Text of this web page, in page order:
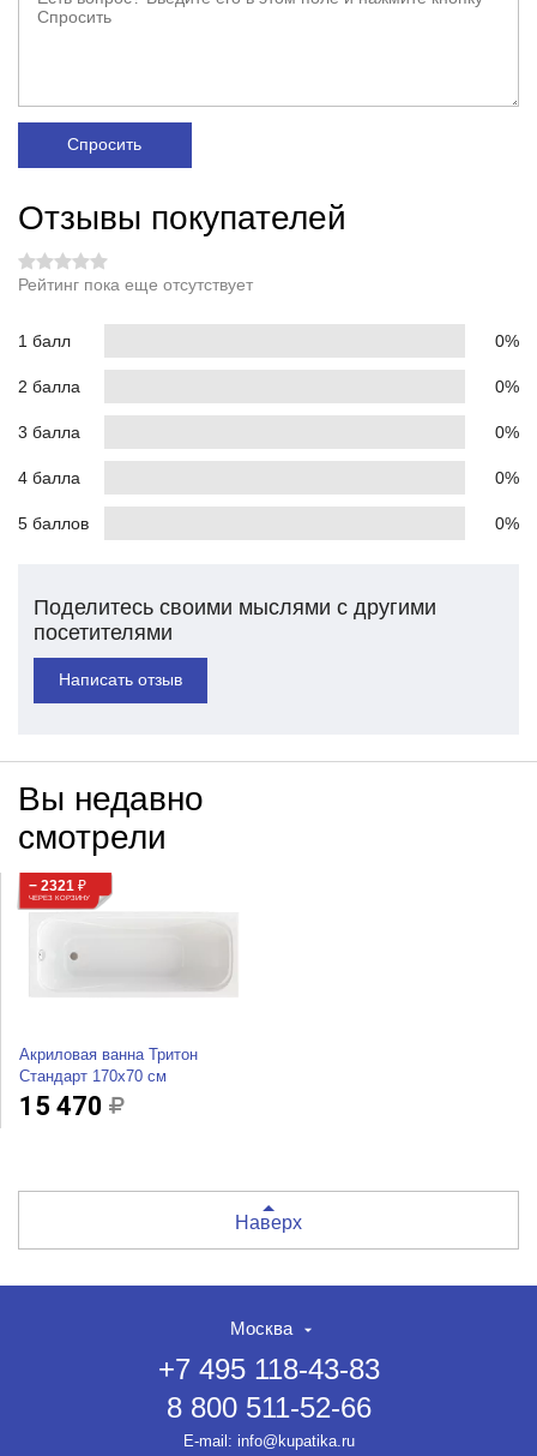
Спросить
Отзывы покупателей
Рейтинг пока еще отсутствует
1 балл 0%
2 балла 0%
3 балла 0%
4 балла 0%
5 баллов 0%
Поделитесь своими мыслями с другими
посетителями
Написать отзыв
Вы недавно
смотрели
− 2321 ₽
ЧЕРЕЗ КОРЗИНУ
Акриловая ванна Тритон
Стандарт 170х70 см
15 470
Наверх
Москва
+7 495 118-43-83
8 800 511-52-66
E-mail: info@kupatika.ru